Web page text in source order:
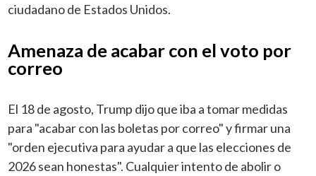
ciudadano de Estados Unidos.
Amenaza de acabar con el voto por
correo
El 18 de agosto, Trump dijo que iba a tomar medidas
para "acabar con las boletas por correo" y firmar una
"orden ejecutiva para ayudar a que las elecciones de
2026 sean honestas". Cualquier intento de abolir o